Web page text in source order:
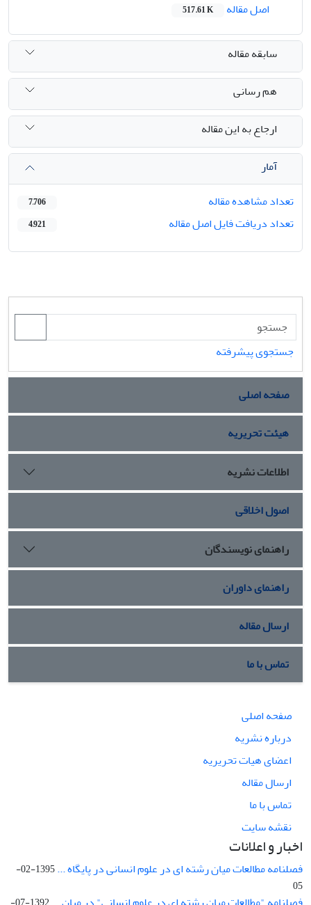
اصل مقاله
517.61 K
سابقه مقاله
هم رسانی
ارجاع به این مقاله
آمار
تعداد مشاهده مقاله
7,706
تعداد دریافت فایل اصل مقاله 4,921
جستجوی پیشرفته
صفحه اصلی
هیئت تحریریه
اطلاعات نشریه
اصول اخلاقی
راهنمای نویسندگان
راهنمای داوران
ارسال مقاله
تماس با ما
صفحه اصلی
درباره نشریه
اعضای هیات تحریریه
ارسال مقاله
تماس با ما
نقشه سایت
اخبار و اعلانات
فصلنامه مطالعات میان رشته ای در علوم انسانی در پایگاه ...
1395-02-
05